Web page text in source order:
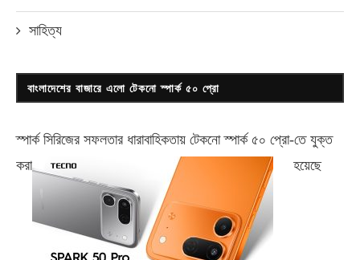
সাহিত্য
বাংলাদেশের বাজারে এলো টেকনো স্পার্ক ৫০ প্রো
স্পার্ক সিরিজের সফলতার ধারাবাহিকতায় টেকনোস্পার্ক ৫০ প্রো-তে যুক্ত
করা
হয়েছে